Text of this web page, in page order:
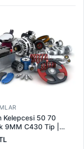
Kelepcesi 50 70
9MM C430 Tip |
50-70